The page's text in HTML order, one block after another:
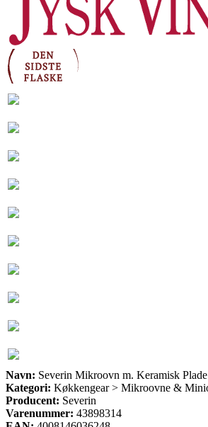
Navn: Severin Mikroovn m. Keramisk
Kategori: Køkkengear > Mikroovne &
Producent: Severin
Varenummer: 43898314